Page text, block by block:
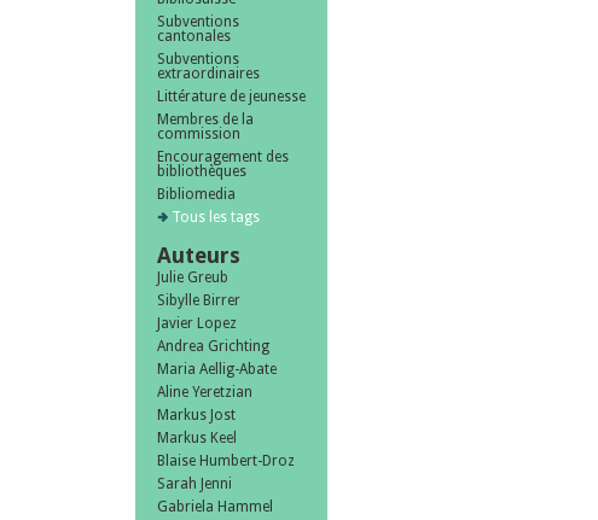
Subventions
cantonales
Subventions
extraordinaires
Littérature de jeunesse
Membres de la
commission
Encouragement des
bibliothèques
Bibliomedia
Tous les tags
Auteurs
Julie Greub
Sibylle Birrer
Javier Lopez
Andrea Grichting
Maria Aellig-Abate
Aline Yeretzian
Markus Jost
Markus Keel
Blaise Humbert-Droz
Sarah Jenni
Gabriela Hammel